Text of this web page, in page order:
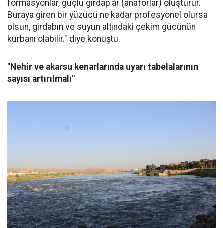
formasyonlar, güçlü girdaplar (anaforlar) oluşturur.
Buraya giren bir yüzücü ne kadar profesyonel olursa
olsun, girdabın ve suyun altındaki çekim gücünün
kurbanı olabilir." diye konuştu.
"Nehir ve akarsu kenarlarında uyarı tabelalarının
sayısı artırılmalı"